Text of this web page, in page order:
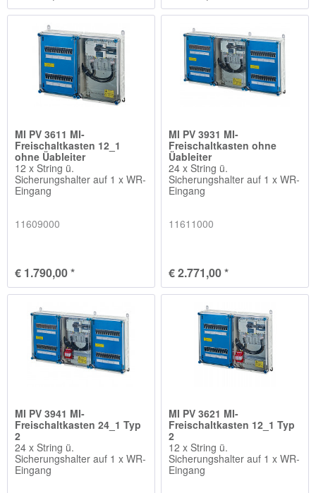
MI PV 3611 MI-
Freischaltkasten 12_1
ohne Üableiter
12 x String ü.
Sicherungshalter auf 1 x WR-
Eingang
11609000
€ 1.790,00 *
MI PV 3931 MI-
Freischaltkasten ohne
Üableiter
24 x String ü.
Sicherungshalter auf 1 x WR-
Eingang
11611000
€ 2.771,00 *
MI PV 3941 MI-
Freischaltkasten 24_1 Typ
2
24 x String ü.
Sicherungshalter auf 1 x WR-
Eingang
MI PV 3621 MI-
Freischaltkasten 12_1 Typ
2
12 x String ü.
Sicherungshalter auf 1 x WR-
Eingang